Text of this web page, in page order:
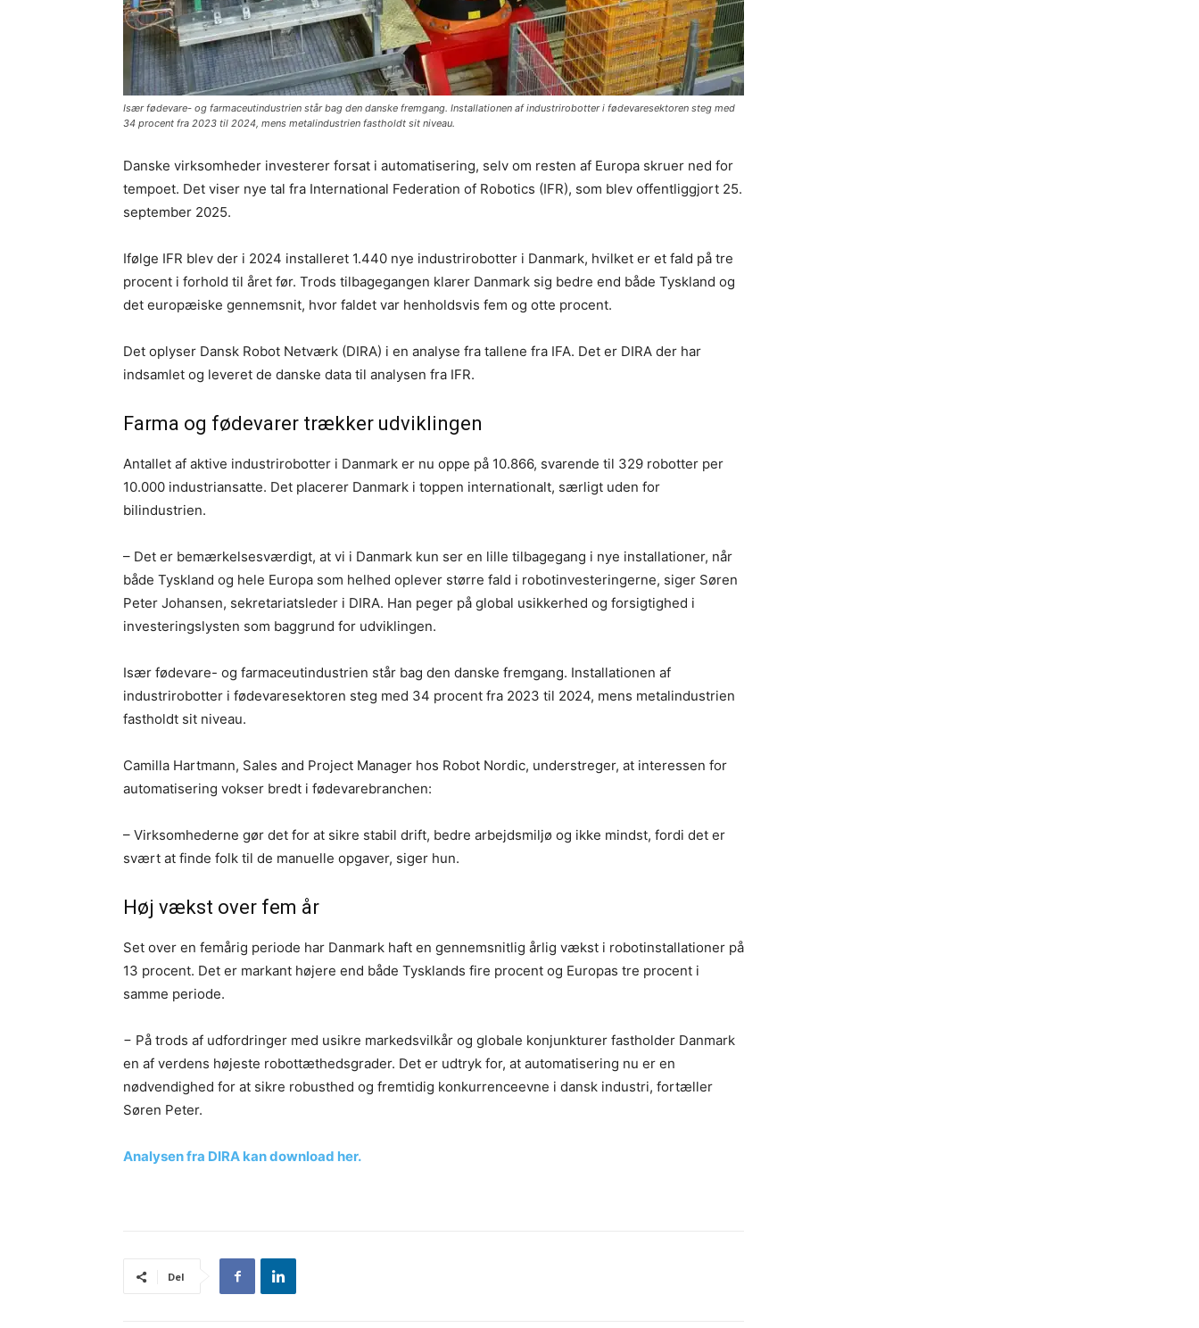
Især fødevare- og farmaceutindustrien står bag den danske fremgang. Installationen af industrirobotter i fødevaresektoren steg med
34 procent fra 2023 til 2024, mens metalindustrien fastholdt sit niveau.
Danske virksomheder investerer forsat i automatisering, selv om resten af Europa skruer ned for
tempoet. Det viser nye tal fra International Federation of Robotics (IFR), som blev offentliggjort 25.
september 2025.
Ifølge IFR blev der i 2024 installeret 1.440 nye industrirobotter i Danmark, hvilket er et fald på tre
procent i forhold til året før. Trods tilbagegangen klarer Danmark sig bedre end både Tyskland og
det europæiske gennemsnit, hvor faldet var henholdsvis fem og otte procent.
Det oplyser Dansk Robot Netværk (DIRA) i en analyse fra tallene fra IFA. Det er DIRA der har
indsamlet og leveret de danske data til analysen fra IFR.
Farma og fødevarer trækker udviklingen
Antallet af aktive industrirobotter i Danmark er nu oppe på 10.866, svarende til 329 robotter per
10.000 industriansatte. Det placerer Danmark i toppen internationalt, særligt uden for
bilindustrien.
– Det er bemærkelsesværdigt, at vi i Danmark kun ser en lille tilbagegang i nye installationer, når
både Tyskland og hele Europa som helhed oplever større fald i robotinvesteringerne, siger Søren
Peter Johansen, sekretariatsleder i DIRA. Han peger på global usikkerhed og forsigtighed i
investeringslysten som baggrund for udviklingen.
Især fødevare- og farmaceutindustrien står bag den danske fremgang. Installationen af
industrirobotter i fødevaresektoren steg med 34 procent fra 2023 til 2024, mens metalindustrien
fastholdt sit niveau.
Camilla Hartmann, Sales and Project Manager hos Robot Nordic, understreger, at interessen for
automatisering vokser bredt i fødevarebranchen:
– Virksomhederne gør det for at sikre stabil drift, bedre arbejdsmiljø og ikke mindst, fordi det er
svært at finde folk til de manuelle opgaver, siger hun.
Høj vækst over fem år
Set over en femårig periode har Danmark haft en gennemsnitlig årlig vækst i robotinstallationer på
13 procent. Det er markant højere end både Tysklands fire procent og Europas tre procent i
samme periode.
− På trods af udfordringer med usikre markedsvilkår og globale konjunkturer fastholder Danmark
en af verdens højeste robottæthedsgrader. Det er udtryk for, at automatisering nu er en
nødvendighed for at sikre robusthed og fremtidig konkurrenceevne i dansk industri, fortæller
Søren Peter.
Analysen fra DIRA kan download her.
Del